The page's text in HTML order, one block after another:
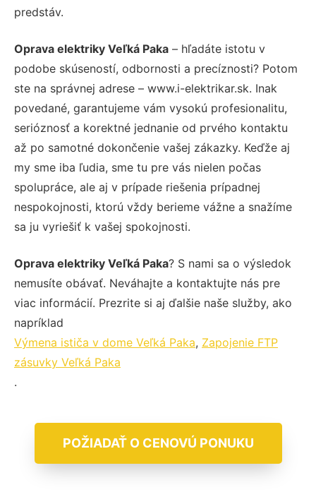
predstáv.
Oprava elektriky Veľká Paka – hľadáte istotu v
podobe skúseností, odbornosti a precíznosti? Potom
ste na správnej adrese – www.i-elektrikar.sk. Inak
povedané, garantujeme vám vysokú profesionalitu,
serióznosť a korektné jednanie od prvého kontaktu
až po samotné dokončenie vašej zákazky. Keďže aj
my sme iba ľudia, sme tu pre vás nielen počas
spolupráce, ale aj v prípade riešenia prípadnej
nespokojnosti, ktorú vždy berieme vážne a snažíme
sa ju vyriešiť k vašej spokojnosti.
Oprava elektriky Veľká Paka? S nami sa o výsledok
nemusíte obávať. Neváhajte a kontaktujte nás pre
viac informácií. Prezrite si aj ďalšie naše služby, ako
napríklad
Výmena ističa v dome Veľká Paka, Zapojenie FTP
zásuvky Veľká Paka
.
POŽIADAŤ O CENOVÚ PONUKU